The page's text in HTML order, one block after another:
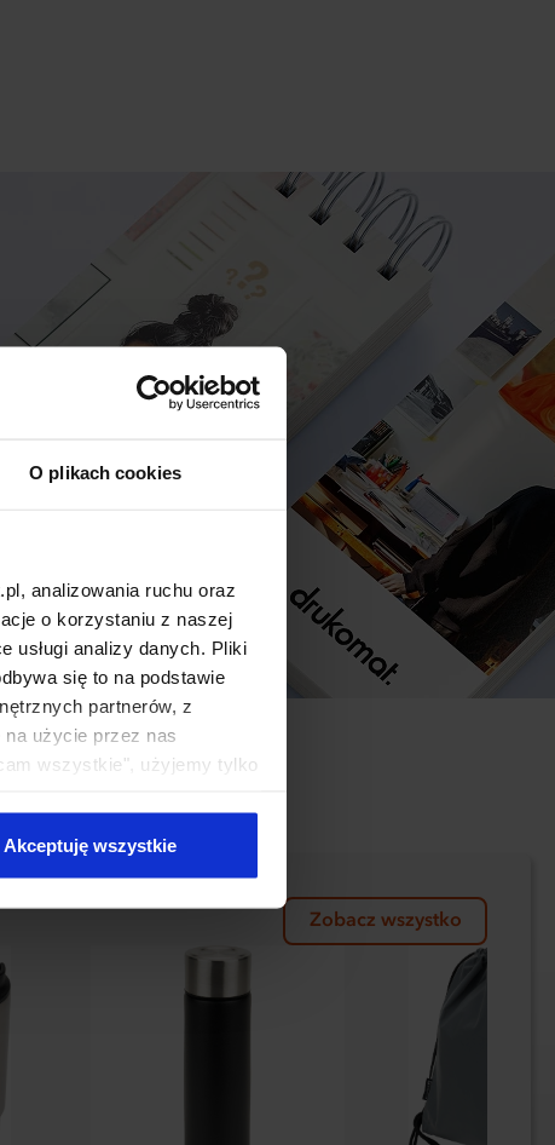
O plikach cookies
analizowania ruchu oraz
o korzystaniu z naszej
usługi analizy danych. Pliki
się to na podstawie
partnerów, z
użycie przez nas
wszystkie", użyjemy tylko
Akceptuję wszystkie
Zobacz wszystko